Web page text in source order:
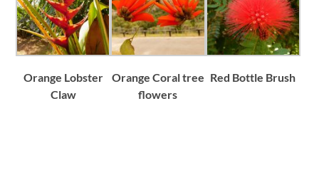
Orange Lobster
Claw
Orange Coral tree
flowers
Red Bottle Brush